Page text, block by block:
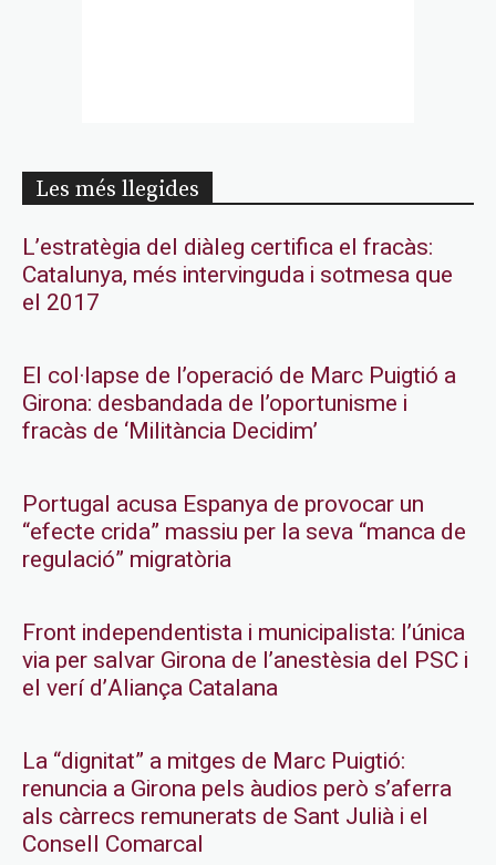
Les més llegides
L’estratègia del diàleg certifica el fracàs:
Catalunya, més intervinguda i sotmesa que
el 2017
El col·lapse de l’operació de Marc Puigtió a
Girona: desbandada de l’oportunisme i
fracàs de ‘Militància Decidim’
Portugal acusa Espanya de provocar un
“efecte crida” massiu per la seva “manca de
regulació” migratòria
Front independentista i municipalista: l’única
via per salvar Girona de l’anestèsia del PSC i
el verí d’Aliança Catalana
La “dignitat” a mitges de Marc Puigtió:
renuncia a Girona pels àudios però s’aferra
als càrrecs remunerats de Sant Julià i el
Consell Comarcal